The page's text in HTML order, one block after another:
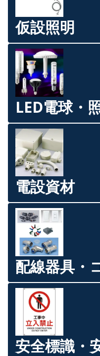
仮設照明
LED電球・
電設資材
配線器具・
安全標識・